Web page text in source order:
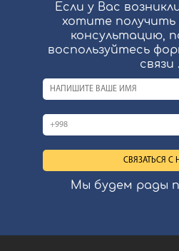
Если у Вас
хотите
консультацию,
воспользуйтесь
связи .
Мы будем рады